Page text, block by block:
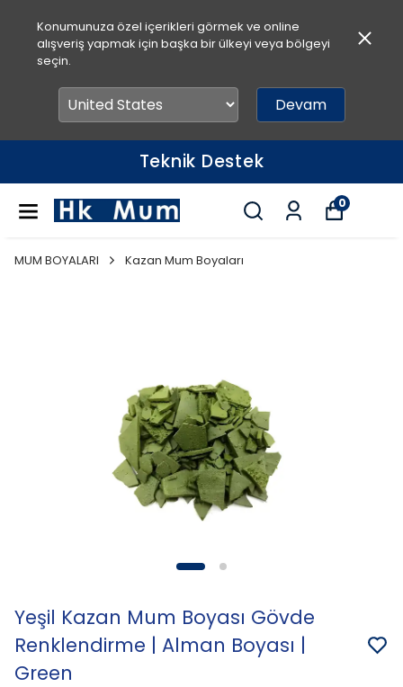
Konumunuza özel içerikleri görmek ve online
alışveriş yapmak için başka bir ülkeyi veya bölgeyi
seçin.
Devam
Teknik Destek
0
MUM BOYALARI Kazan Mum Boyaları
Yeşil Kazan Mum Boyası Gövde
Renklendirme | Alman Boyası |
Green